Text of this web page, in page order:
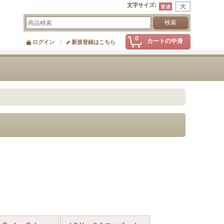
文字サイズ:
0 カートの中身
ログイン 新規登録はこちら